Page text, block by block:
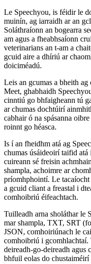
Le Speechyou, is féidir le
muinín, ag iarraidh ar an
Soláthraíonn an bogearra
am agus a fheabhsaíonn
veterinarians an t-am a
gcuid aire a dhíriú ar
doiciméadú.
Leis an gcumas a bheith
Meet, ghabhaidh
cinntiú go bhfaigheann tú
ar chumas dochtúirí
cabhair ó na spásanna
roinnt go héasca.
Is í an fheidhm atá ag
chumas úsáideoirí taifid
cuireann sé freisin
shampla, achoimre ar
príomhphointí. Le
a gcuid cliant a freastal i
comhoibriú éifeachtach.
Tuilleadh arna sholáthar le
mar shampla, TXT, SRT
JSON, comhoiriúnach le
comhoibriú i
deireadh-go-deireadh
bhfuil eolas do chustaiméirí